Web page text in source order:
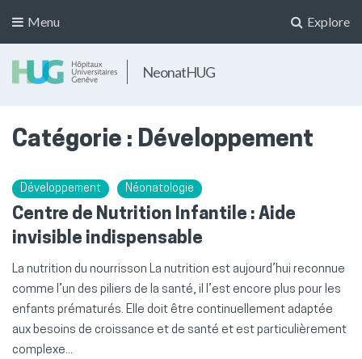
Explore
Menu
NeonatHUG
Catégorie : Développement
Développement Néonatologie
Centre de Nutrition Infantile : Aide
invisible indispensable
La nutrition du nourrisson La nutrition est aujourd’hui reconnue
comme l’un des piliers de la santé, il l’est encore plus pour les
enfants prématurés. Elle doit être continuellement adaptée
aux besoins de croissance et de santé et est particulièrement
complexe...